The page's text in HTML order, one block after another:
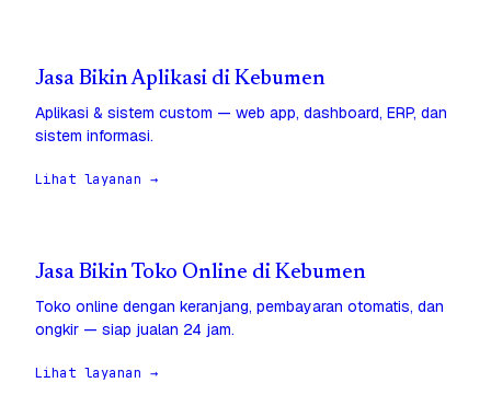
Jasa Bikin Aplikasi di Kebumen
Aplikasi & sistem custom — web app, dashboard, ERP, dan
sistem informasi.
Lihat layanan →
Jasa Bikin Toko Online di Kebumen
Toko online dengan keranjang, pembayaran otomatis, dan
ongkir — siap jualan 24 jam.
Lihat layanan →